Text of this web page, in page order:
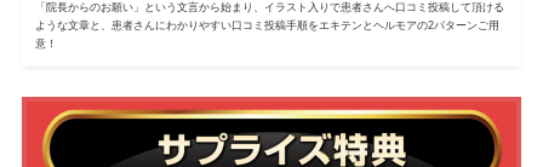
「院長からのお願い」という文言から始まり、イラスト入りで患者さんへ口コミ投稿して頂ける
ような文章と、 患者さんにわかりやすい口コミ投稿手順をエキテンとヘルモアの2パターンご用
意！